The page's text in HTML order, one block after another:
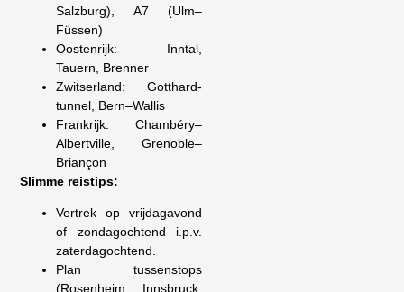
Salzburg), A7 (Ulm–
Füssen)
Oostenrijk: Inntal,
Tauern, Brenner
Zwitserland: Gotthard-
tunnel, Bern–Wallis
Frankrijk: Chambéry–
Albertville, Grenoble–
Briançon
Slimme reistips:
Vertrek op vrijdagavond
of zondagochtend i.p.v.
zaterdagochtend.
Plan tussenstops
(Rosenheim, Innsbruck,